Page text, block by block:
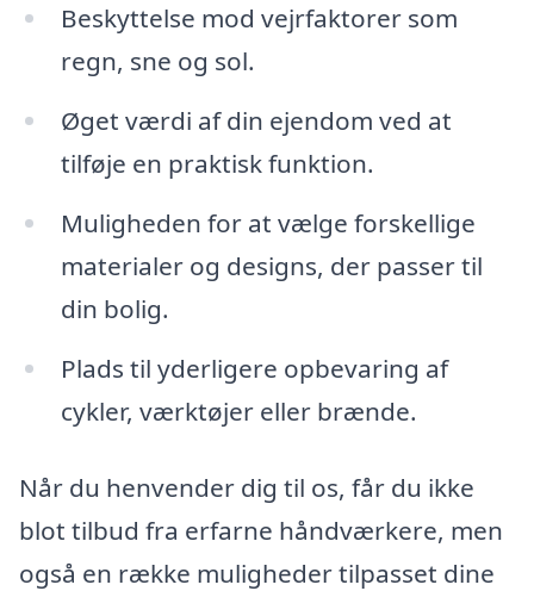
Beskyttelse mod vejrfaktorer som
regn, sne og sol.
Øget værdi af din ejendom ved at
tilføje en praktisk funktion.
Muligheden for at vælge forskellige
materialer og designs, der passer til
din bolig.
Plads til yderligere opbevaring af
cykler, værktøjer eller brænde.
Når du henvender dig til os, får du ikke
blot tilbud fra erfarne håndværkere, men
også en række muligheder tilpasset dine